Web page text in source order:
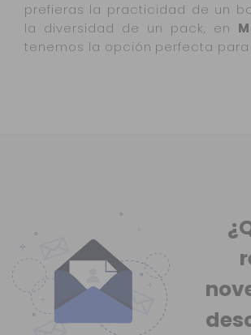
prefieras la practicidad de un
la diversidad de un pack, en
tenemos la opción perfecta para